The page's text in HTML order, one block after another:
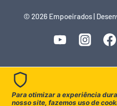
© 2026 Empoeirados |
Para otimizar a experiência
nosso site, fazemos uso de